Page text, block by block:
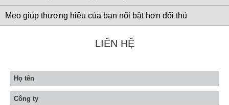
Mẹo giúp thương hiệu của bạn nổi bật hơn đối thủ
LIÊN HỆ